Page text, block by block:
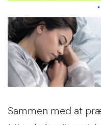
Sammen med at